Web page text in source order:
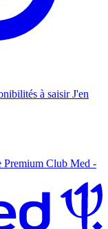
à saisirJ'en
Premium Club Med -